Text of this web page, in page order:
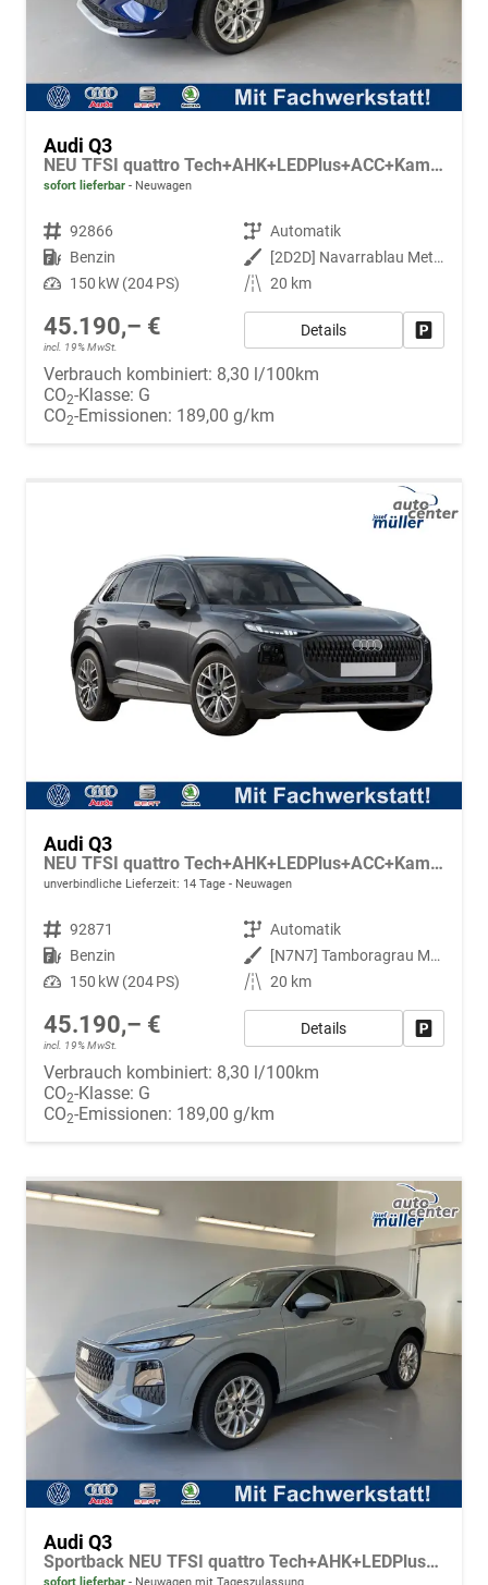
Audi Q3
NEU TFSI quattro Tech+AHK+LEDPlus+ACC+Kamera+Alu18+Volllack
sofort lieferbar Neuwagen
Fahrzeugnr. 92866 Getriebe Automatik
Kraftstoff Benzin Außenfarbe
[2D2D] Navarrablau Metallic
Leistung 150 kW (204 PS) Kilometerstand 20 km
45.190,– €
incl. 19% MwSt.
Details
Verbrauch kombiniert: 8,30 l/100km
CO2-Klasse: G
CO2-Emissionen: 189,00 g/km
Audi Q3
NEU TFSI quattro Tech+AHK+LEDPlus+ACC+Kamera+Alu18+Volllack
unverbindliche Lieferzeit: 14 Tage Neuwagen
Fahrzeugnr. 92871 Getriebe Automatik
Kraftstoff Benzin Außenfarbe
[N7N7] Tamboragrau Metallic
Leistung 150 kW (204 PS) Kilometerstand 20 km
45.190,– €
incl. 19% MwSt.
Details
Verbrauch kombiniert: 8,30 l/100km
CO2-Klasse: G
CO2-Emissionen: 189,00 g/km
Audi Q3
Sportback NEU TFSI quattro Tech+AHK+LEDPlus+ACC+Kamera+Alu18+Volllack
sofort lieferbar Neuwagen mit Tageszulassung